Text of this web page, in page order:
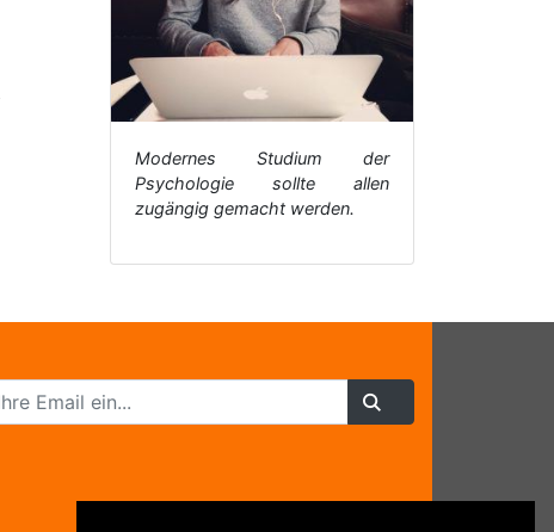
Modernes Studium der
Psychologie sollte allen
zugängig gemacht werden.